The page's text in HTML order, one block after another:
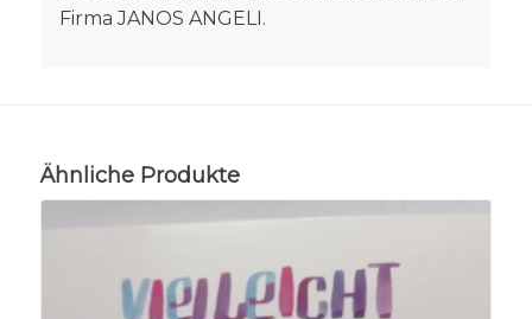
Firma JANOS ANGELI.
Ähnliche Produkte